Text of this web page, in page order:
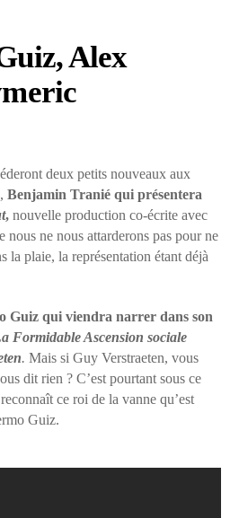
Alex
deux petits nouveaux aux
Benjamin Tranié qui présentera
, nouvelle production co-écrite avec
nous ne nous attarderons pas pour ne
la plaie, la représentation étant déjà
Guiz qui viendra narrer dans son
Formidable Ascension sociale
. Mais si Guy Verstraeten, vous
dit rien ? C’est pourtant sous ce
ce roi de la vanne qu’est
Guiz.